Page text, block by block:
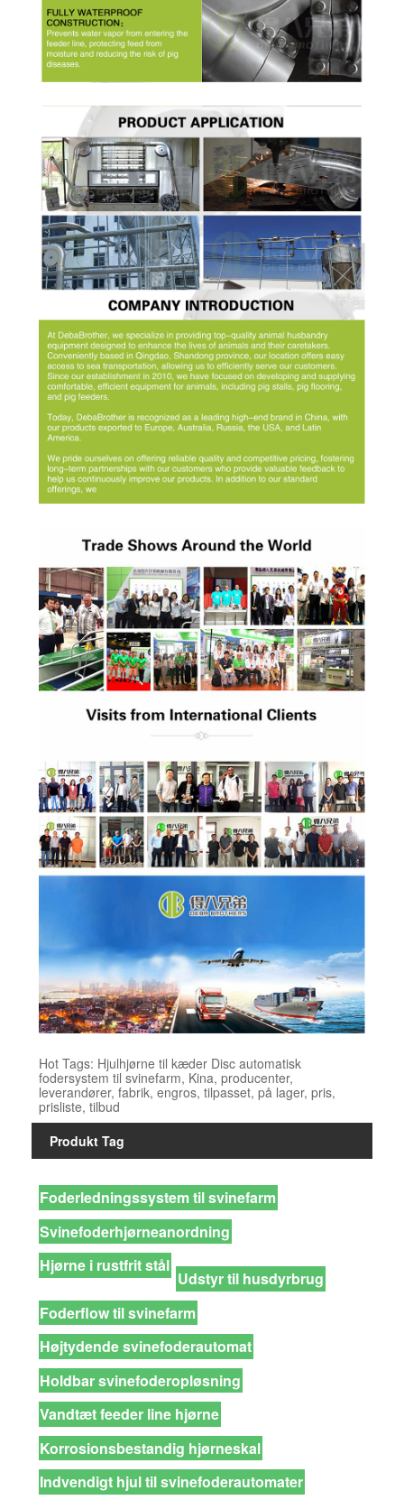
Hot Tags: Hjulhjørne til kæder Disc automatisk
fodersystem til svinefarm, Kina, producenter,
leverandører, fabrik, engros, tilpasset, på lager, pris,
prisliste, tilbud
Produkt Tag
Foderledningssystem til svinefarm
Svinefoderhjørneanordning
Hjørne i rustfrit stål
Udstyr til husdyrbrug
Foderflow til svinefarm
Højtydende svinefoderautomat
Holdbar svinefoderopløsning
Vandtæt feeder line hjørne
Korrosionsbestandig hjørneskal
Indvendigt hjul til svinefoderautomater